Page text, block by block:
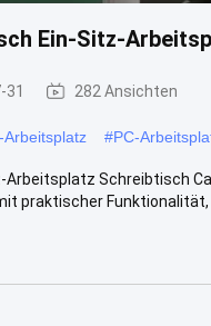
Ein-Sitz-
31 282 Ansichten
Arbeitsplatz #PC-
Schreibtisch
praktischer Funktionalität,